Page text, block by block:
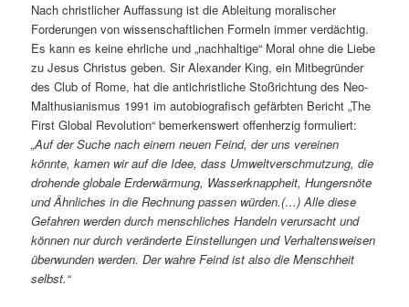
Nach christlicher Auffassung ist die Ableitung moralischer
Forderungen von wissenschaftlichen Formeln immer verdächtig.
Es kann es keine ehrliche und „nachhaltige“ Moral ohne die Liebe
zu Jesus Christus geben. Sir Alexander King, ein Mitbegründer
des Club of Rome, hat die antichristliche Stoßrichtung des Neo-
Malthusianismus 1991 im autobiografisch gefärbten Bericht „The
First Global Revolution“ bemerkenswert offenherzig formuliert:
„Auf der Suche nach einem neuen Feind, der uns vereinen
könnte, kamen wir auf die Idee, dass Umweltverschmutzung, die
drohende globale Erderwärmung, Wasserknappheit, Hungersnöte
und Ähnliches in die Rechnung passen würden.(…) Alle diese
Gefahren werden durch menschliches Handeln verursacht und
können nur durch veränderte Einstellungen und Verhaltensweisen
überwunden werden. Der wahre Feind ist also die Menschheit
selbst.“